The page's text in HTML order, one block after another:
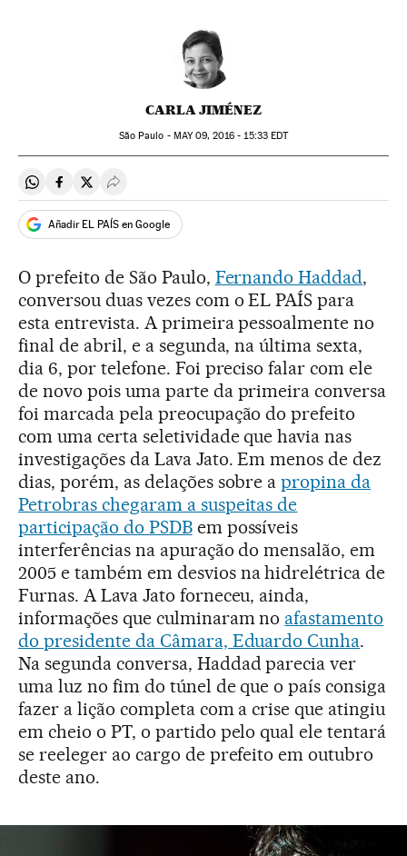
CARLA JIMÉNEZ
São Paulo - MAY09, 2016 - 15:33EDT
Compartir en Whatsapp
Compartir en Facebook
Compartir en Twitter
Desplegar Redes Sociales
Añadir EL PAÍS en Google
O prefeito de São Paulo, Fernando Haddad,
conversou duas vezes com o EL PAÍS para
esta entrevista. A primeira pessoalmente no
final de abril, e a segunda, na última sexta,
dia 6, por telefone. Foi preciso falar com ele
de novo pois uma parte da primeira conversa
foi marcada pela preocupação do prefeito
com uma certa seletividade que havia nas
investigações da Lava Jato. Em menos de dez
dias, porém, as delações sobre apropina da
Petrobras chegaram a suspeitas de
participação do PSDBem possíveis
interferências na apuração do mensalão, em
2005 e também em desvios na hidrelétrica de
Furnas. A Lava Jato forneceu, ainda,
informações que culminaram no afastamento
do presidente da Câmara, Eduardo Cunha.
Na segunda conversa, Haddad parecia ver
uma luz no fim do túnel de que o país consiga
fazer a lição completa com a crise que atingiu
em cheio o PT, o partido pelo qual ele tentará
se reeleger ao cargo de prefeito em outubro
deste ano.